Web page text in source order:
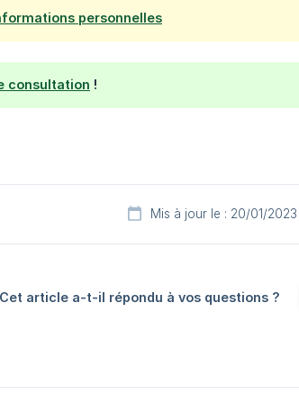
personnelles
consultation !
Mis à jour le : 20/01/2023
Cet article a-t-il répondu à vos questions ?